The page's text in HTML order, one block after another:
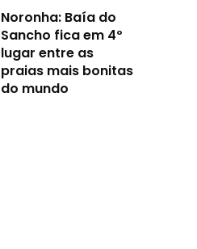
Noronha: Baía do
Sancho fica em 4º
lugar entre as
praias mais bonitas
do mundo